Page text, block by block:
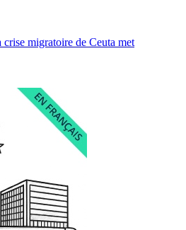
crise migratoire de Ceuta met